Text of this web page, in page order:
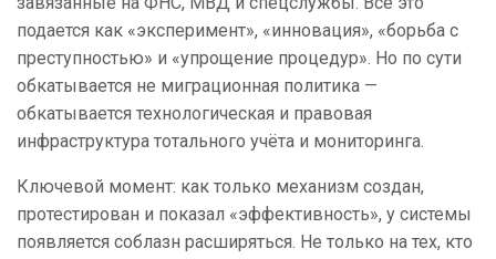
подается как «эксперимент», «инновация», «борьба с
преступностью» и «упрощение процедур». Но по сути
обкатывается не миграционная политика —
обкатывается технологическая и правовая
инфраструктура тотального учёта и мониторинга.
Ключевой момент: как только механизм создан,
протестирован и показал «эффективность», у системы
появляется соблазн расширяться. Не только на тех, кто